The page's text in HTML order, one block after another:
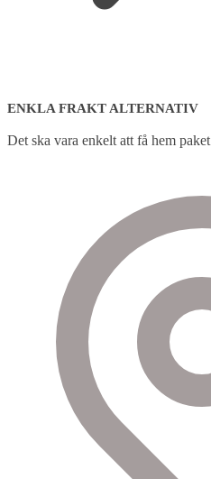
ENKLA FRAKT ALTERNATIV
Det ska vara enkelt att få hem paket